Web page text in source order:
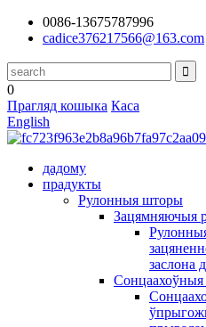
0086-13675787996
cadice376217566@163.com
0
Прагляд кошыка Каса
English
дадому
прадукты
Рулонныя шторы
Зацямняючыя
заслона